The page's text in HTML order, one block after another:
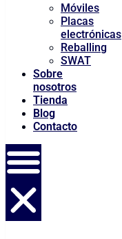
Móviles
Placas
electrónicas
Reballing
SWAT
Sobre
nosotros
Tienda
Blog
Contacto